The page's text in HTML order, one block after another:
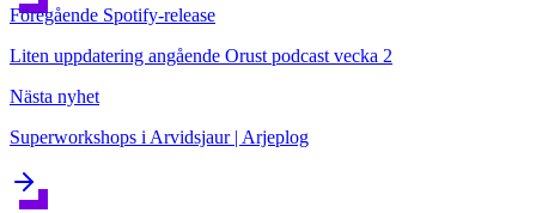
Föregående Spotify-release
Liten uppdatering angående Orust podcast vecka 2
Nästa nyhet
Superworkshops i Arvidsjaur | Arjeplog